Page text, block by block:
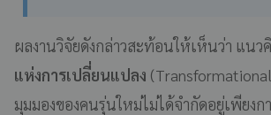
ผลงานวิจัยดังกล่าวสะท้อนให้เห็นว่า แนว
แห่งการเปลี่ยนแปลง
มุมมองของคนรุ่นใหม่ไม่ได้จำกัดอยู่เพียง